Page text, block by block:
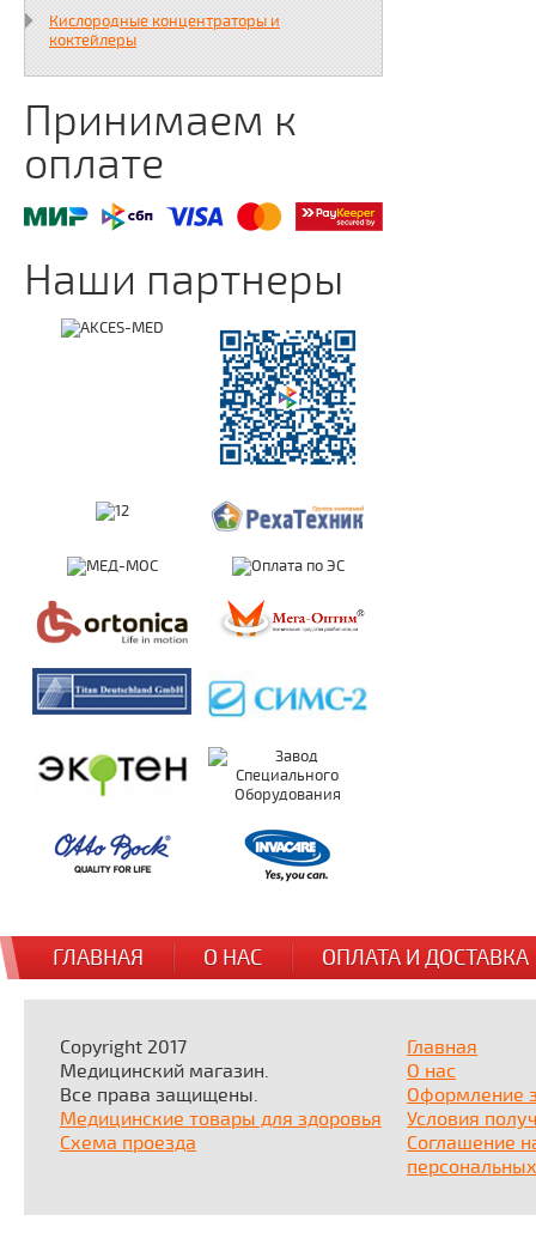
Кислородные концентраторы и
коктейлеры
Принимаем к
оплате
Наши партнеры
ГЛАВНАЯ О НАС ОПЛАТА И ДОСТАВКА
Copyright 2017
Медицинский магазин.
Все права защищены.
Медицинские товары для здоровья
Схема проезда
Главная
О нас
Оформление
Условия
Соглашение